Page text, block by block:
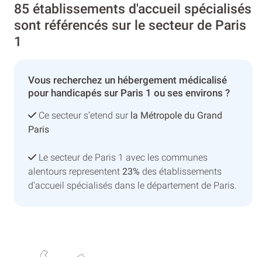
85 établissements d'accueil spécialisés
sont référencés sur le secteur de Paris
1
Vous recherchez un hébergement médicalisé
pour handicapés sur Paris 1 ou ses environs ?
Ce secteur s’etend sur la Métropole du Grand
Paris
Le secteur de Paris 1 avec les communes
alentours representent 23% des établissements
d'accueil spécialisés dans le département de Paris.